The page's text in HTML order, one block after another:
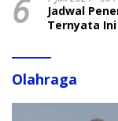
6
Jadwal
Ternyata
Olahraga